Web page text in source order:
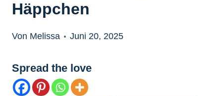
Häppchen
Von Melissa Juni 20, 2025
Spread the love